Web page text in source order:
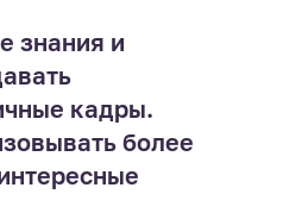
знания и
кадры.
более